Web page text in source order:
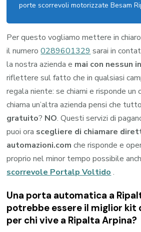
porte scorrevoli motorizzate Besam
Per questo vogliamo mettere in
il numero0289601329sarai in
la nostra azienda e mai con nessun
riflettere sul fatto che in qualsiasi
regala niente: se chiami e risponde un
chiama un’altra azienda pensi che
gratuito? NO. Questi servizi di
puoi ora scegliere di chiamare
automazioni.com che risponde e
proprio nel minor tempo possibile
scorrevole Portalp Voltido.
Una porta automatica a
potrebbe essere il miglior kit
per chi vive a Ripalta Arpina?